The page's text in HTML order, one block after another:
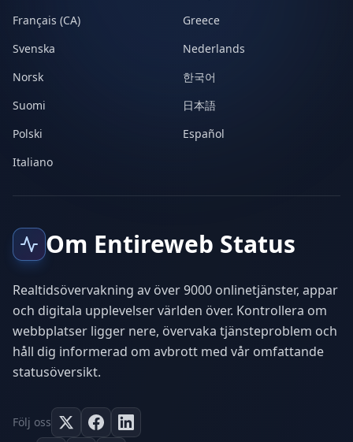
Français (CA)
Greece
Svenska
Nederlands
Norsk
한국어
Suomi
日本語
Polski
Español
Italiano
Om Entireweb Status
Realtidsövervakning av över 9000 onlinetjänster, appar
och digitala upplevelser världen över. Kontrollera om
webbplatser ligger nere, övervaka tjänsteproblem och
håll dig informerad om avbrott med vår omfattande
statusöversikt.
Följ oss